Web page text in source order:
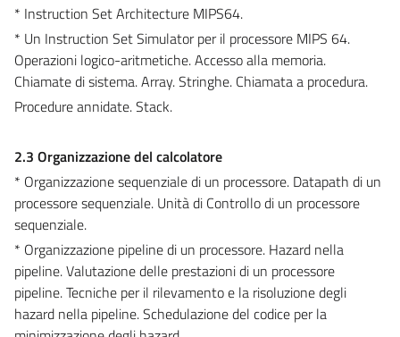
* Instruction Set Architecture MIPS64.
* Un Instruction Set Simulator per il processore MIPS 64.
Operazioni logico-aritmetiche. Accesso alla memoria.
Chiamate di sistema. Array. Stringhe. Chiamata a procedura.
Procedure annidate. Stack.
2.3 Organizzazione del calcolatore
* Organizzazione sequenziale di un processore. Datapath di un
processore sequenziale. Unità di Controllo di un processore
sequenziale.
* Organizzazione pipeline di un processore. Hazard nella
pipeline. Valutazione delle prestazioni di un processore
pipeline. Tecniche per il rilevamento e la risoluzione degli
hazard nella pipeline. Schedulazione del codice per la